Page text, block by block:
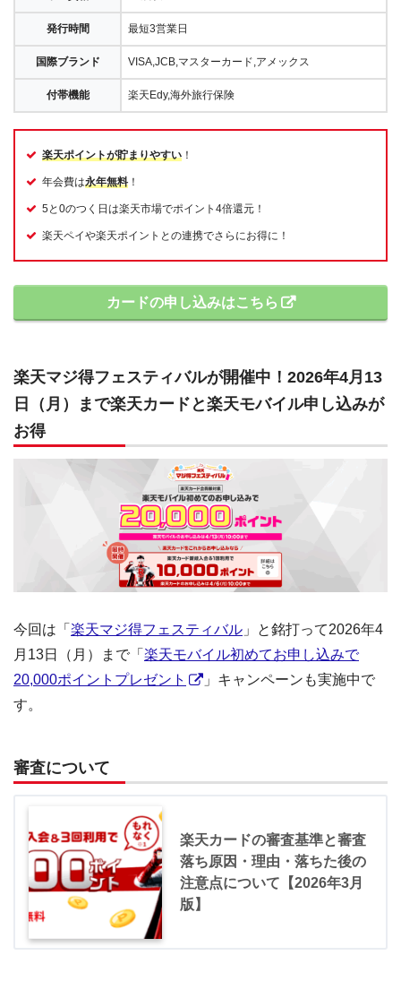
発行時間 最短3営業日
国際ブランド VISA,JCB,マスターカード,アメックス
付帯機能 楽天Edy,海外旅行保険
楽天ポイントが貯まりやすい ！
年会費は永年無料 ！
5と0のつく日は楽天市場でポイント4倍還元！
楽天ペイや楽天ポイントとの連携でさらにお得に！
カードの申し込みはこちら
楽天マジ得フェスティバルが開催中！2026年4月13
日（月）まで楽天カードと楽天モバイル申し込みが
お得
今回は「 楽天マジ得フェスティバル 」と銘打って2026年4
月13日（月）まで「 楽天モバイル初めてお申し込みで
20,000ポイントプレゼント
」キャンペーンも実施中で
す。
審査について
楽天カードの審査基準と審査
落ち原因・理由・落ちた後の
注意点について【2026年3月
版】